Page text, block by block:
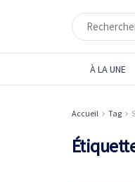
À LA UNE
Accueil Tag